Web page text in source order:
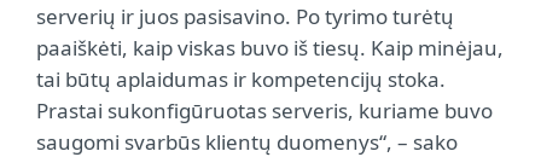
serverių ir juos pasisavino. Po tyrimo turėtų
paaiškėti, kaip viskas buvo iš tiesų. Kaip minėjau,
tai būtų aplaidumas ir kompetencijų stoka.
Prastai sukonfigūruotas serveris, kuriame buvo
saugomi svarbūs klientų duomenys“, – sako